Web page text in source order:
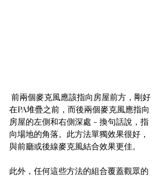
在PA堆疊之前，而後兩個麥克風應指向
房屋的左側和右側深處 - 換句話說，指
向場地的角落。此方法單獨效果很好，
與前廳或後線麥克風結合效果更佳。
此外，任何這些方法的組合覆蓋觀眾的